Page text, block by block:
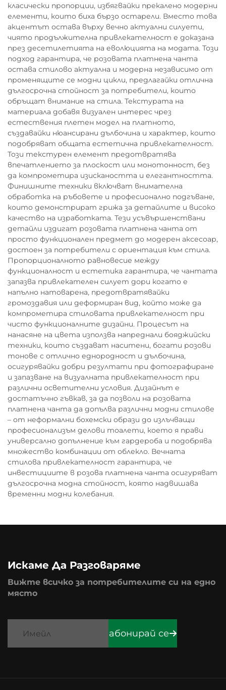
класически пропорции, избягвайки прекалено модерни
елементи, които биха бързо остарели. Вместо това
акцентът остава върху вечно актуални силуети,
чиято продължителна привлекателност е доказана
през десетилетията на еволюцията на модата. Този
подход гарантира, че розовата платнена чанта
остава стилово актуална и модерна независимо от
променящите се модни цикли, предлагайки отлична
дългосрочна стойност за потребители, които
обръщат внимание на стила. Текстурата на
материала добавя визуален интерес чрез
естествения плетен модел на платното,
създавайки нюансирани дълбочина и характер, които
подобряват общата естетична привлекателност.
Този текстурен елемент предотвратява
впечатлението за плоскост или монотонност, без
да компрометира изискаността и елегантността.
Финишните техники включват внимателна
обработка на ръбовете и професионално подгъване,
които демонстрират грижа за детайлите и високо
качество на изработката. Тези усъвършенствани
детайли издигат розовата платнена чанта от
просто функционален предмет до модерен аксесоар,
достоен за потребители с ориентация към стила.
Пропорционалното равновесие между
функционалност и естетика гарантира, че чантата
запазва привлекателен силует дори когато е
напълно натоварена, предотвратявайки
громоздавия или деформиран вид, който може да
компрометира стиловата привлекателност при
чисто функционалните дизайни. Процесът на
нанасяне на цвета използва напреднали бояджийски
техники, които създават наситени, богати розови
тонове с отлично еднородност и дълбочина,
осигурявайки добри резултати при фотографиране
и запазване на визуалната привлекателност при
различни осветителни условия. Дизайнът е
достатъчно гъвкав, за да позволи на розовата
платнена чанта да допълва различни модни стилове
– от неформални бохемски образи до излъчващи
професионализъм делови тоалети, което я прави
универсално допълнение към гардероба и подобрява
множество комбинации от облекло. Вечната
стилова привлекателност гарантира, че
инвестициите в розова платнена чанта осигуряват
дългосрочна модна стойност, която надвишава
временни модни колебания.
Искаме Да Разговаряме
Вижте всичко за потребителите си на едно
място
абонирай се